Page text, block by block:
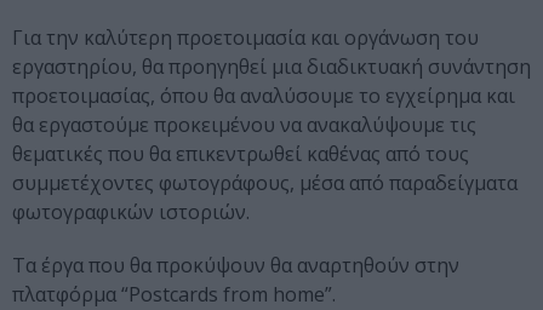
Για την καλύτερη προετοιμασία και οργάνωση του
εργαστηρίου, θα προηγηθεί μια διαδικτυακή συνάντηση
προετοιμασίας, όπου θα αναλύσουμε το εγχείρημα και
θα εργαστούμε προκειμένου να ανακαλύψουμε τις
θεματικές που θα επικεντρωθεί καθένας από τους
συμμετέχοντες φωτογράφους, μέσα από παραδείγματα
φωτογραφικών ιστοριών.
Τα έργα που θα προκύψουν θα αναρτηθούν στην
πλατφόρμα “Postcards from home”.